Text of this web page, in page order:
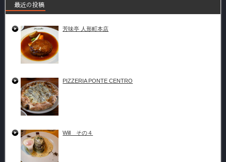
最近の投稿
芳味亭 人形町本店
PIZZERIA PONTE CENTRO
Will その４